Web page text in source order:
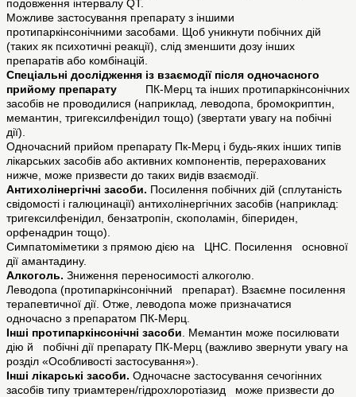
подовження інтервалу QT.
Можливе застосування препарату з іншими
протипаркінсонічними засобами. Щоб уникнути побічних дій
(таких як психотичні реакції), слід зменшити дозу інших
препаратів або комбінацій.
Спеціальні дослідження із взаємодії після одночасного
прийому препарату
ПК-Мерц та інших протипаркінсонічних
засобів не проводилися (наприклад, леводопа, бромокриптин,
мемантин, тригексилфенідил тощо) (звертати увагу на побічні
дії).
Одночасний прийом препарату Пк-Мерц і будь-яких інших типів
лікарських засобів або активних компонентів, перерахованих
нижче, може призвести до таких видів взаємодії.
Антихолінергічні засоби. Посилення побічних дій (сплутаність
свідомості і галюцинації) антихолінергічних засобів (наприклад:
тригексилфенідил, бензатропін, скополамін, біпериден,
орфенадрин тощо).
Симпатоміметики з прямою дією на ЦНС. Посилення основної
дії амантадину.
Алкоголь. Зниження переносимості алкоголю.
Леводопа (протипаркінсонічний препарат). Взаємне посилення
терапевтичної дії. Отже, леводопа може призначатися
одночасно з препаратом ПК-Мерц.
Інші протипаркінсонічні засоби . Мемантин може посилювати
дію й побічні дії препарату ПК-Мерц (важливо звернути увагу на
розділ «Особливості застосування»).
Інші лікарські засоби. Одночасне застосування сечогінних
засобів типу триамтерен/гідрохлоротіазид може призвести до